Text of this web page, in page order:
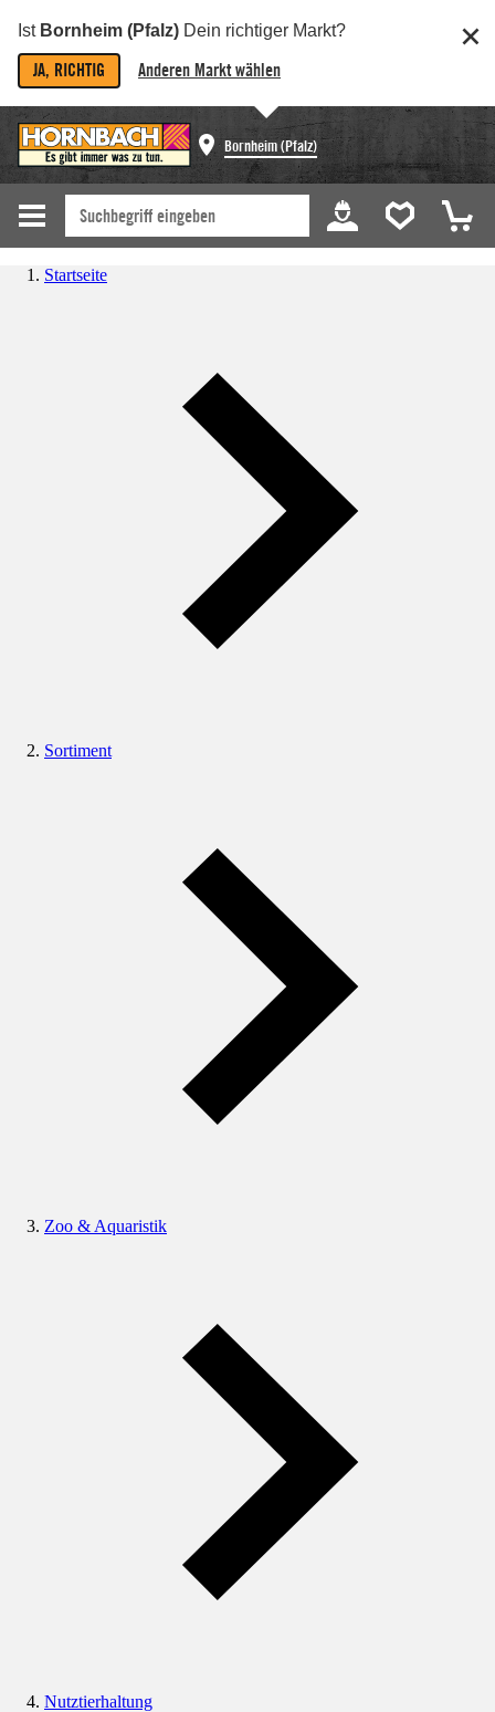
Ist Bornheim (Pfalz) Dein richtiger Markt?
JA, RICHTIG Anderen Markt wählen
Bornheim (Pfalz)
Startseite
Sortiment
Zoo & Aquaristik
Nutztierhaltung